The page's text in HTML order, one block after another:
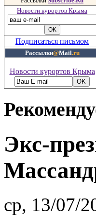
Новости курортов Крыма
Подписаться письмом
Рассылки@Mail.ru
Новости курортов Крыма
Экс-
ср, 13/07/